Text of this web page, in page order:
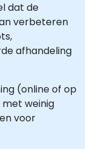
dat de
verbeteren
afhandeling
(online of op
weinig
voor